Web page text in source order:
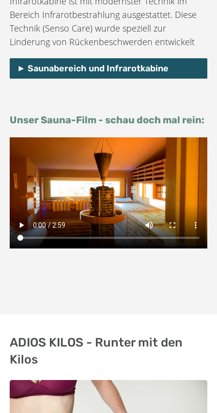
Bereich Infrarot­bestrahlung ausgestattet. Diese
Technik (Senso Care) wurde speziell zur
Linderung von Rücken­beschwerden entwickelt
Saunabereich und Infrarotkabine
Unser Sauna-Film - schau doch mal rein:
ADIOS KILOS - Runter mit den
Kilos